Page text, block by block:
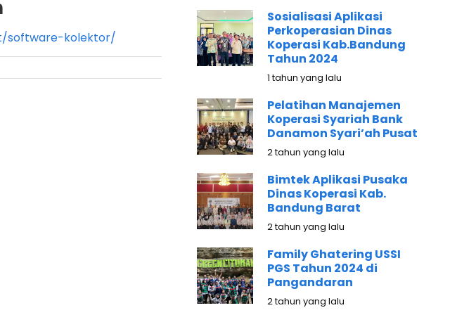
software-kolektor/
Sosialisasi Aplikasi
Perkoperasian Dinas
Koperasi Kab.Bandung
Tahun 2024
1 tahun yang lalu
Pelatihan Manajemen
Koperasi Syariah Bank
Danamon Syari’ah Pusat
2 tahun yang lalu
Bimtek Aplikasi Pusaka
Dinas Koperasi Kab.
Bandung Barat
2 tahun yang lalu
Family Ghatering USSI
PGS Tahun 2024 di
Pangandaran
2 tahun yang lalu